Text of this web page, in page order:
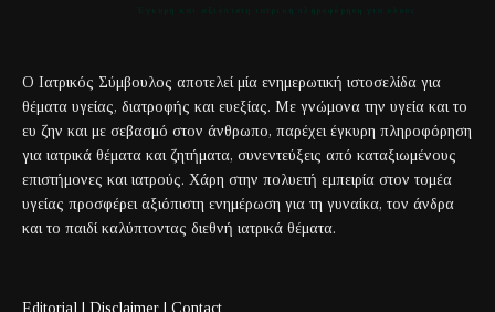
Ο Ιατρικός Σύμβουλος αποτελεί μία ενημερωτική ιστοσελίδα για
θέματα υγείας, διατροφής και ευεξίας. Με γνώμονα την υγεία και το
ευ ζην και με σεβασμό στον άνθρωπο, παρέχει έγκυρη πληροφόρηση
για ιατρικά θέματα και ζητήματα, συνεντεύξεις από καταξιωμένους
επιστήμονες και ιατρούς. Χάρη στην πολυετή εμπειρία στον τομέα
υγείας προσφέρει αξιόπιστη ενημέρωση για τη γυναίκα, τον άνδρα
και το παιδί καλύπτοντας διεθνή ιατρικά θέματα.
Editorial | Disclaimer | Contact